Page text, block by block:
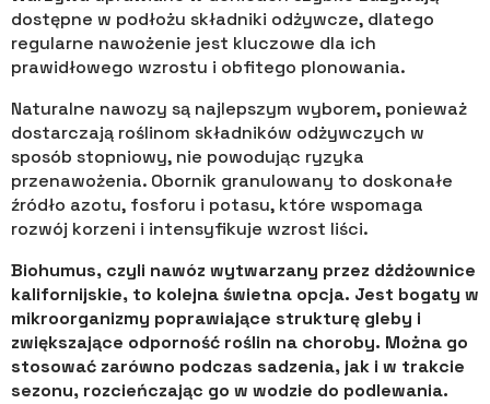
dostępne w podłożu składniki odżywcze, dlatego
regularne nawożenie jest kluczowe dla ich
prawidłowego wzrostu i obfitego plonowania.
Naturalne nawozy są najlepszym wyborem, ponieważ
dostarczają roślinom składników odżywczych w
sposób stopniowy, nie powodując ryzyka
przenawożenia. Obornik granulowany to doskonałe
źródło azotu, fosforu i potasu, które wspomaga
rozwój korzeni i intensyfikuje wzrost liści.
Biohumus, czyli nawóz wytwarzany przez dżdżownice
kalifornijskie, to kolejna świetna opcja. Jest bogaty w
mikroorganizmy poprawiające strukturę gleby i
zwiększające odporność roślin na choroby. Można go
stosować zarówno podczas sadzenia, jak i w trakcie
sezonu, rozcieńczając go w wodzie do podlewania.